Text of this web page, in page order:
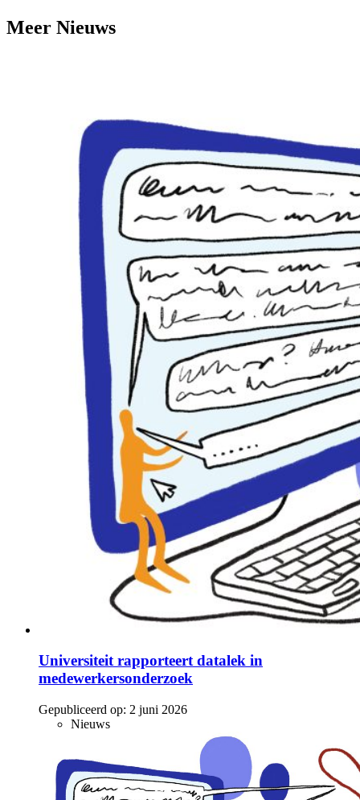
Meer Nieuws
Universiteit rapporteert datalek in
medewerkersonderzoek
Gepubliceerd op: 2 juni 2026
Nieuws